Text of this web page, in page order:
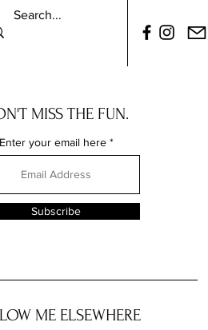
MISS THE FUN.
Enter your email here
Subscribe
ME ELSEWHERE